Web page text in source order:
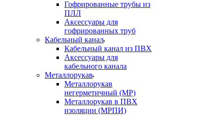
Гофрированные трубы из
ПЛЛ
Аксессуары для
гофрированных труб
Кабельный канал
Кабельный канал из ПВХ
Аксессуары для
кабельного канала
Металлорукав
Металлорукав
негерметичный (МР)
Металлорукав в ПВХ
изоляции (МРПИ)